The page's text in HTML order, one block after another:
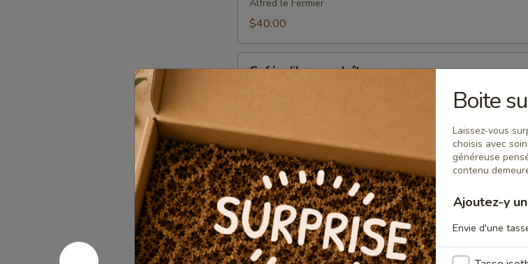
Alfred le Fermier
$40.00
Café, s'il vous plaît
Le parfait petit clin d’œil pour un amateur de café. Des
réconfortantes et gourmandes à savourer à toute heure de la
Caramello
$30.00
Un
petit
merci
Un petit merci
Parce qu’une petite attention peut faire toute la différence. •
noix Nutterie Noix et moi • Limonade pétillante sicilienne
$18.00
Boite
Laissez-vous
choisis avec
généreuse
contenu
Ajoutez-y
Envie d'une